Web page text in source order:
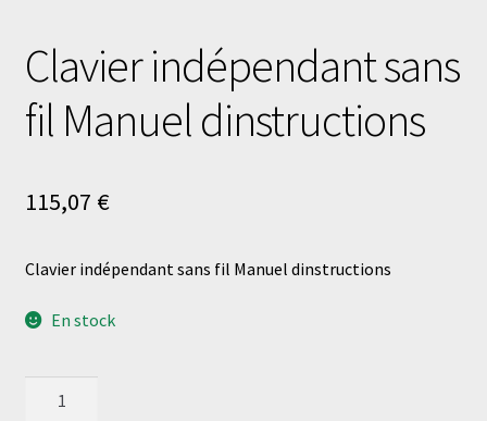
Clavier indépendant sans
fil Manuel dinstructions
115,07 €
Clavier indépendant sans fil Manuel dinstructions
En stock